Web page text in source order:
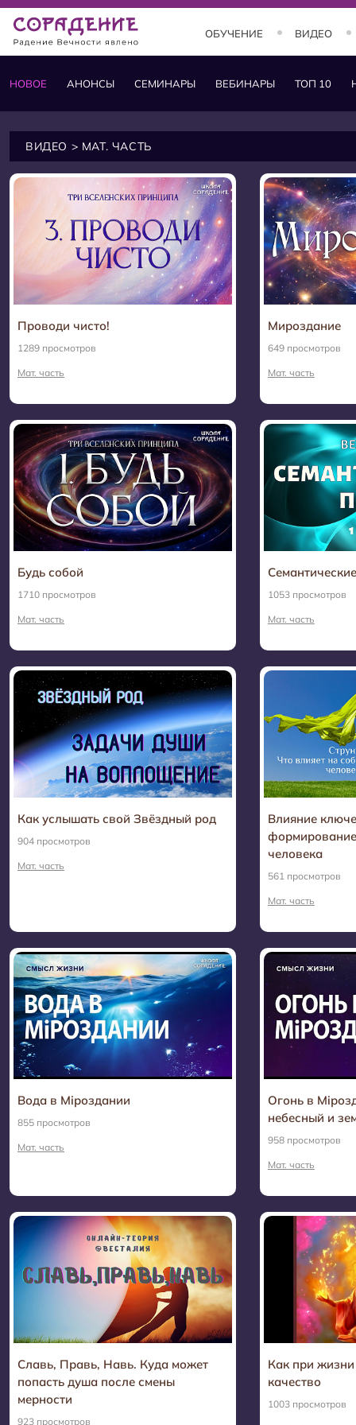
ОБУЧЕНИЕ
ОБУЧЕНИЕ
Практика
Состояния
Заставки
ВИДЕО
НОВОЕ АНОНСЫ СЕМИНАРЫ ВЕБИНАРЫ ТОП 10
ВИДЕО > МАТ. ЧАСТЬ
Проводи чисто!
1289 просмотров
Мат. часть
Мироздание
649 просмотров
Мат. часть
Будь собой
1710 просмотров
Мат. часть
1053 просмотров
Мат. часть
Как услышать свой Звёздный род
904 просмотров
Мат. часть
Влияние
человека
561 просмотров
Мат. часть
Вода в Мiроздании
855 просмотров
Мат. часть
Огонь в
небесный и
958 просмотров
Мат. часть
Славь, Правь, Навь. Куда может
попасть душа после смены
мерности
923 просмотров
Как при
качество
1003 просмотров